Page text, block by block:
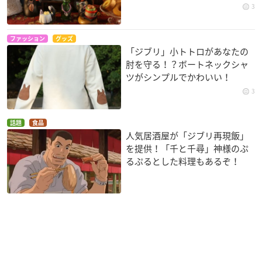
3
ファッション グッズ
「ジブリ」小トトロがあなたの
肘を守る！？ボートネックシャ
ツがシンプルでかわいい！
3
話題 食品
人気居酒屋が「ジブリ再現飯」
を提供！「千と千尋」神様のぷ
るぷるとした料理もあるぞ！